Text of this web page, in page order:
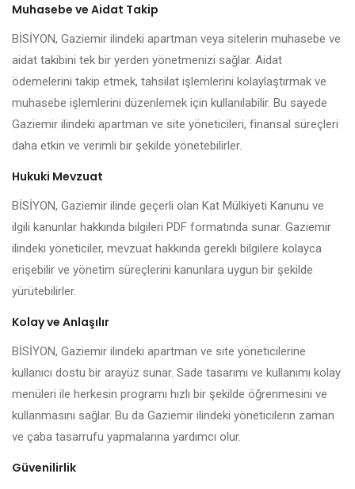
Muhasebe ve Aidat Takip
BİSİYON, Gaziemir ilindeki apartman veya sitelerin muhasebe ve
aidat takibini tek bir yerden yönetmenizi sağlar. Aidat
ödemelerini takip etmek, tahsilat işlemlerini kolaylaştırmak ve
muhasebe işlemlerini düzenlemek için kullanılabilir. Bu sayede
Gaziemir ilindeki apartman ve site yöneticileri, finansal süreçleri
daha etkin ve verimli bir şekilde yönetebilirler.
Hukuki Mevzuat
BİSİYON, Gaziemir ilinde geçerli olan Kat Mülkiyeti Kanunu ve
ilgili kanunlar hakkında bilgileri PDF formatında sunar. Gaziemir
ilindeki yöneticiler, mevzuat hakkında gerekli bilgilere kolayca
erişebilir ve yönetim süreçlerini kanunlara uygun bir şekilde
yürütebilirler.
Kolay ve Anlaşılır
BİSİYON, Gaziemir ilindeki apartman ve site yöneticilerine
kullanıcı dostu bir arayüz sunar. Sade tasarımı ve kullanımı kolay
menüleri ile herkesin programı hızlı bir şekilde öğrenmesini ve
kullanmasını sağlar. Bu da Gaziemir ilindeki yöneticilerin zaman
ve çaba tasarrufu yapmalarına yardımcı olur.
Güvenilirlik